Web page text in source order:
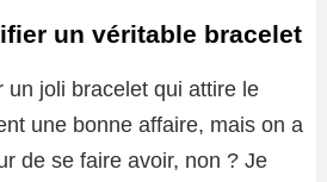
un véritable bracelet
un joli bracelet qui attire le
une bonne affaire, mais on a
de se faire avoir, non ? Je